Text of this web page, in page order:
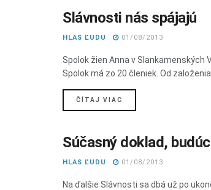
SNS MONOGRAFIA
Slávnosti nás spájajú
HLAS ĽUDU 01/08/2013
Spolok žien Anna v
Spolok má zo 20 členiek. Od
ČÍTAJ VIAC
SNS MONOGRAFIA
Súčasný doklad,
HLAS ĽUDU 01/08/2013
Na ďalšie Slávnosti sa dbá už po